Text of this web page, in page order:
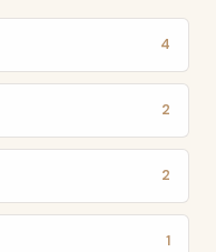
4
2
2
1